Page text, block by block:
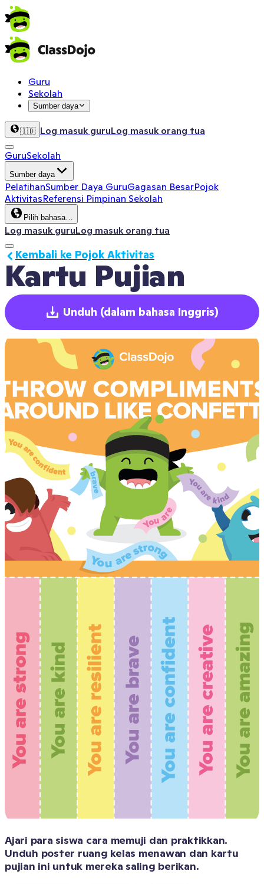
Guru
Sekolah
Sumber daya
🇮🇩 Log masuk guruLog masuk orang tua
GuruSekolah
Sumber daya
PelatihanSumber Daya GuruGagasan BesarPojok
AktivitasReferensi Pimpinan Sekolah
Pilih bahasa…
Log masuk guruLog masuk orang tua
Kartu Pujian
Kembali ke Pojok Aktivitas
Unduh (dalam bahasa Inggris)
Ajari para siswa cara memuji dan praktikkan.
Unduh poster ruang kelas menawan dan kartu
pujian ini untuk mereka saling berikan.